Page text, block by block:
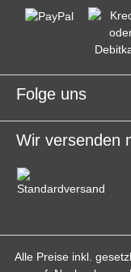
Folge uns
Wir versenden
Alle Preise inkl.